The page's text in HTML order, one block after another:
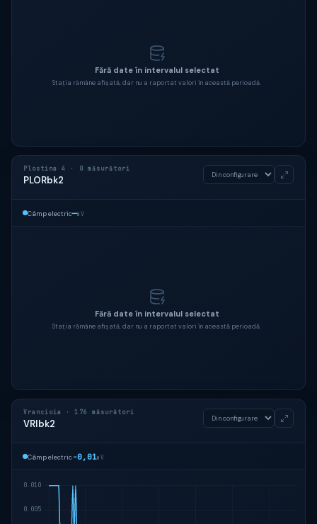
Fără date în intervalul selectat
Stația rămâne afișată, dar nu a raportat valori în această perioadă.
Plostina 4 · 0 măsurători
PLORbk2
Câmp electric—mV
Fără date în intervalul selectat
Stația rămâne afișată, dar nu a raportat valori în această perioadă.
Vrancioia · 176 măsurători
VRIbk2
Câmp electric-0,01mV